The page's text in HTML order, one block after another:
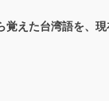
えた台湾語を、現